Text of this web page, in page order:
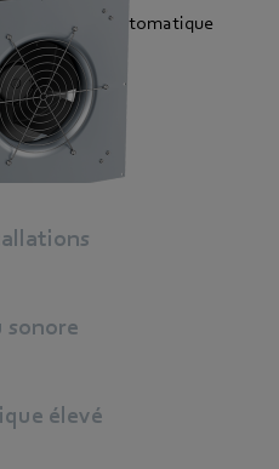
d’adressage automatique
plus facile
sonore
élevé